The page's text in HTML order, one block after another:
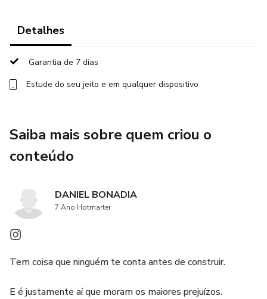
Detalhes
Garantia de 7 dias
Estude do seu jeito e em qualquer dispositivo
Saiba mais sobre quem criou o
conteúdo
DANIEL BONADIA
7 Ano Hotmarter
Tem coisa que ninguém te conta antes de construir.
E é justamente aí que moram os maiores prejuízos.